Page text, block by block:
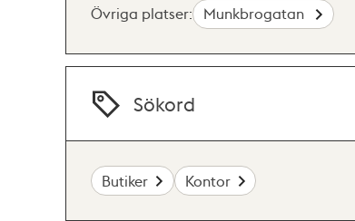
Övriga platser:
Munkbrogatan
Sökord
Butiker Kontor